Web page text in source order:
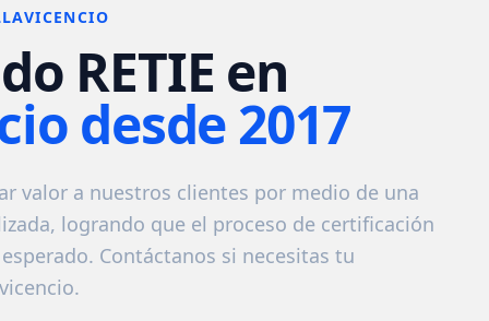
RETIE en
desde 2017
valor a nuestros clientes por medio de una
logrando que el proceso de certificación
Contáctanos si necesitas tu